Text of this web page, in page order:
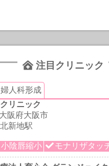
注目クリニック
婦人科形成
クリニック
大阪府大阪市
北新地駅
小陰唇縮小 モナリザタッ